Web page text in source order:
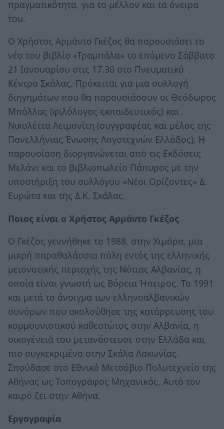
πραγματικότητα, για το μέλλον και τα όνειρα
του.
Ο Χρήστος Αρμάντο Γκέζος θα παρουσιάσει το
νέο του βιβλίο «Τραμπάλα» το επόμενο Σάββατο
21 Ιανουαρίου στις 17.30 στο Πνευματικό
Κέντρο Σκάλας. Πρόκειται για μια συλλογή
διηγημάτων που θα παρουσιάσουν οι Θεόδωρος
Μπόλλας (φιλόλογος-εκπαιδευτικός) και
Νικολέττα Λειμονίτη (συγγραφέας και μέλος της
Πανελλήνιας Ένωσης Λογοτεχνών Ελλάδος). Η
παρουσίαση διοργανώνεται από τις Εκδόσεις
Μελάνι και το βιβλιοπωλείο Πάπυρος με την
υποστήριξη του συλλόγου «Νέοι Ορίζοντες» Δ.
Ευρώτα και της Δ.Κ. Σκάλας.
Ποιος είναι ο Χρήστος Αρμάντο Γκέζος
Ο Γκέζος γεννήθηκε το 1988, στην Χιμάρα, μια
μικρή παραθαλάσσια πόλη εντός της ελληνικής
μειονοτικής περιοχής της Νότιας Αλβανίας, η
οποία είναι γνωστή ως Βόρεια Ήπειρος. Το 1991
και μετά το άνοιγμα των ελληνοαλβανικών
συνόρων που ακολούθησε της κατάρρευσης του
κομμουνιστικού καθεστώτος στην Αλβανία, η
οικογένειά του μετανάστευσε στην Ελλάδα και
πιο συγκεκριμένα στην Σκάλα Λακωνίας.
Σπούδασε στο Εθνικό Μετσόβιο Πολυτεχνείο της
Αθήνας ως Τοπογράφος Μηχανικός. Αυτό τον
καιρό ζει στην Αθήνα.
Εργογραφία